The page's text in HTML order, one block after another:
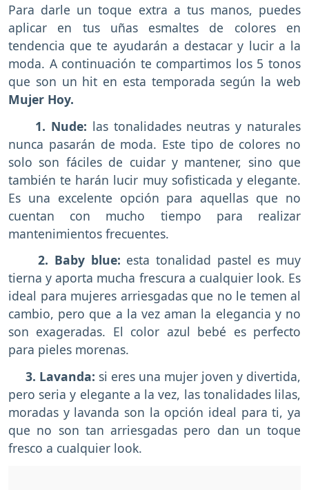
Para darle un toque extra a tus manos, puedes
aplicar en tus uñas esmaltes de colores en
tendencia que te ayudarán a destacar y lucir a la
moda. A continuación te compartimos los 5 tonos
que son un hit en esta temporada según la web
Mujer Hoy.
1. Nude: las tonalidades neutras y naturales
nunca pasarán de moda. Este tipo de colores no
solo son fáciles de cuidar y mantener, sino que
también te harán lucir muy sofisticada y elegante.
Es una excelente opción para aquellas que no
cuentan con mucho tiempo para realizar
mantenimientos frecuentes.
2. Baby blue: esta tonalidad pastel es muy
tierna y aporta mucha frescura a cualquier look. Es
ideal para mujeres arriesgadas que no le temen al
cambio, pero que a la vez aman la elegancia y no
son exageradas. El color azul bebé es perfecto
para pieles morenas.
3. Lavanda: si eres una mujer joven y divertida,
pero seria y elegante a la vez, las tonalidades lilas,
moradas y lavanda son la opción ideal para ti, ya
que no son tan arriesgadas pero dan un toque
fresco a cualquier look.